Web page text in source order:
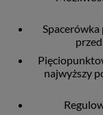
Spacerówka
najwyższy